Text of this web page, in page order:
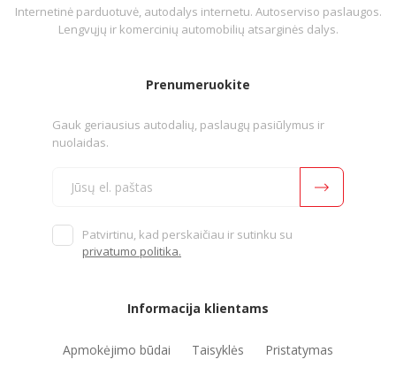
Internetinė parduotuvė, autodalys internetu. Autoserviso paslaugos.
Lengvųjų ir komercinių automobilių atsarginės dalys.
Prenumeruokite
Gauk geriausius autodalių, paslaugų pasiūlymus ir
nuolaidas.
Patvirtinu, kad perskaičiau ir sutinku su
privatumo politika.
Informacija klientams
Apmokėjimo būdai Taisyklės
Pristatymas